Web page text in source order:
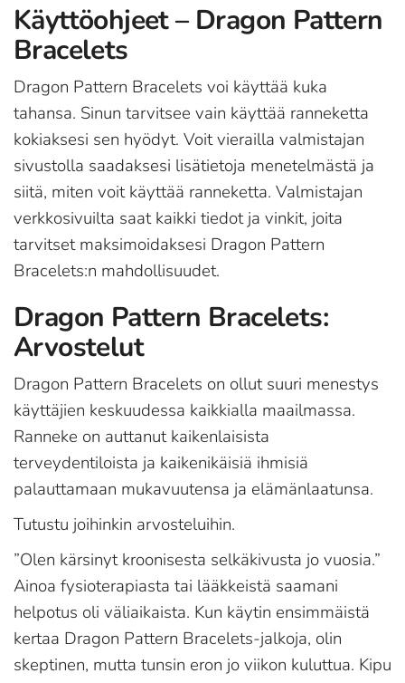
Käyttöohjeet – Dragon Pattern
Bracelets
Dragon Pattern Bracelets voi käyttää kuka
tahansa. Sinun tarvitsee vain käyttää ranneketta
kokiaksesi sen hyödyt. Voit vierailla valmistajan
sivustolla saadaksesi lisätietoja menetelmästä ja
siitä, miten voit käyttää ranneketta. Valmistajan
verkkosivuilta saat kaikki tiedot ja vinkit, joita
tarvitset maksimoidaksesi Dragon Pattern
Bracelets:n mahdollisuudet.
Dragon Pattern Bracelets:
Arvostelut
Dragon Pattern Bracelets on ollut suuri menestys
käyttäjien keskuudessa kaikkialla maailmassa.
Ranneke on auttanut kaikenlaisista
terveydentiloista ja kaikenikäisiä ihmisiä
palauttamaan mukavuutensa ja elämänlaatunsa.
Tutustu joihinkin arvosteluihin.
”Olen kärsinyt kroonisesta selkäkivusta jo vuosia.”
Ainoa fysioterapiasta tai lääkkeistä saamani
helpotus oli väliaikaista. Kun käytin ensimmäistä
kertaa Dragon Pattern Bracelets-jalkoja, olin
skeptinen, mutta tunsin eron jo viikon kuluttua. Kipu